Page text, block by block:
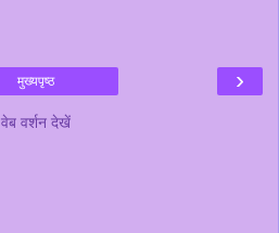
›
मुख्यपृष्ठ
वेब वर्शन देखें